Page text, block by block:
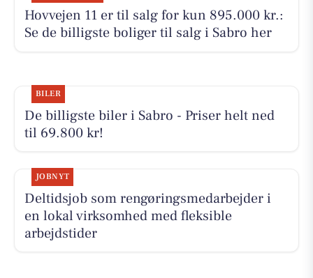
Hovvejen 11 er til salg for kun 895.000 kr.:
Se de billigste boliger til salg i Sabro her
BILER
De billigste biler i Sabro - Priser helt ned
til 69.800 kr!
JOBNYT
Deltidsjob som rengøringsmedarbejder i
en lokal virksomhed med fleksible
arbejdstider